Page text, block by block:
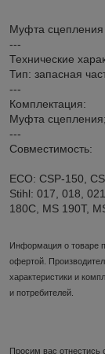
Муфта сцепления
---
Технические
Тип: запасная
---
Комплектация:
Муфта сцепления;
---
Совместимость:
ECO: CSP-150,
Stihl: 017, 018,
180C, MS 190T,
Информация о товаре
офертой.
характеристики и
и потребителей.
Просим вас отнестись